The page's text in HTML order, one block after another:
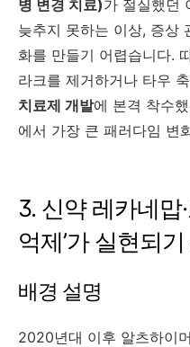
병 변경 치료)가 절실했던
늦추지 못하는 이상, 증상
화를 만들기 어렵습니다.
라크를 제거하거나 타우
치료제 개발에 본격 착수
에서 가장 큰 패러다임 변
3. 신약 레카네맙
억제’가 실현되
배경 설명
2020년대 이후 알츠하이